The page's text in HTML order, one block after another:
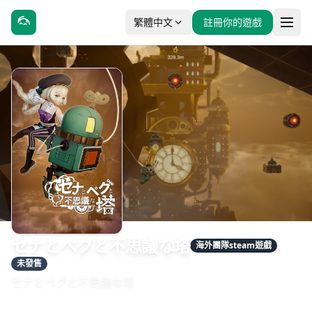
繁體中文 註冊你的遊戲
セナとペグと不思議な塔 海外團隊steam遊戲
未發售